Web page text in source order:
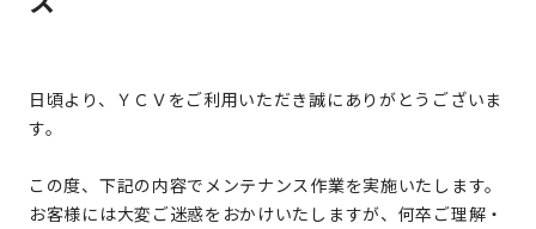
日頃より、ＹＣＶをご利用いただき誠にありがとうございま
す。
この度、下記の内容でメンテナンス作業を実施いたします。
お客様には大変ご迷惑をおかけいたしますが、何卒ご理解・